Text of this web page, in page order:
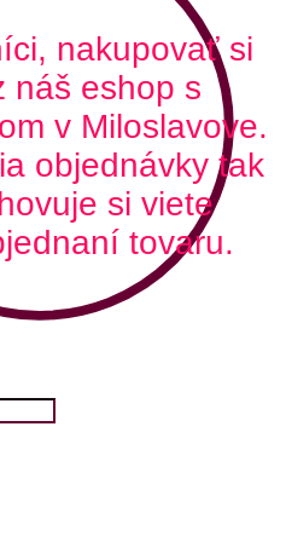
nakupovať si
náš eshop s
v Miloslavove.
objednávky tak
si viete
tovaru.